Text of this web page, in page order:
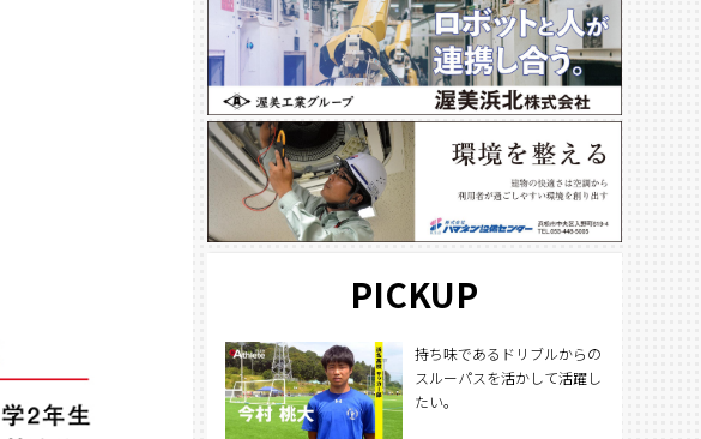
PICKUP
持ち味であるドリブルからの
スルーパスを活かして活躍し
たい。